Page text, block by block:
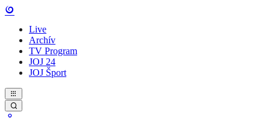
Live
Archív
TV Program
JOJ 24
JOJ Šport